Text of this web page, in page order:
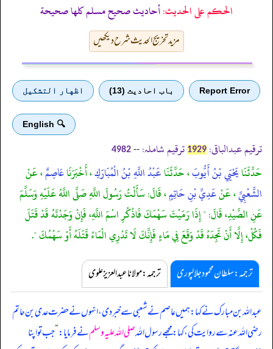
الحكم على الحديث:أحاديث صحيح مسلم كلها صحيحة
مزید تخریج الحدیث شرح دیکھیں
Report Error باب احادیث (13) اظهار التشكيل
🔍 English
ترقیم عبدالباقی: 1929 ترقیم شاملہ: --
4982
حَدَّثَنَايَحْيَي بْنُ أَيُّوبَ، حَدَّثَنَاعَبْدُ اللَّهِ بْنُ الْمُبَارَكِ، أَخْبَرَنَاعَاصِمٌ، عَنْ
الشَّعْبِيِّ، عَنْعَدِيِّ بْنِ حَاتِمٍ، قَالَ: سَأَلْتُ رَسُولَ اللَّهِ صَلَّى اللَّهُ عَلَيْهِ وَسَلَّمَ
عَنِ الصَّيْدِ، قَالَ: " إِذَا رَمَيْتَ سَهْمَكَ فَاذْكُرِ اسْمَ اللَّهِ، فَإِنْ وَجَدْتَهُ قَدْ قَتَلَ
فَكُلْ، إِلَّا أَنْ تَجِدَهُ قَدْ وَقَعَ فِي مَاءٍ فَإِنَّكَ لَا تَدْرِي الْمَاءُ قَتَلَهُ أَوْ سَهْمُكَ ".
ترجمہ:سلطان محمود جلالپوری ترجمہ:مولانا عبدالعزیز علوی
عبداللہ بن مبارک نے کہا: ہمیں عاصم نے شعبی سے خبر دی، انہوں نے حضرت عدی بن حاتم
رضی اللہ عنہ سے روایت کی، کہا: مجھے رسول اللہصلی اللہ علیہ وسلمنے فرمایا:”جب تو اپنا